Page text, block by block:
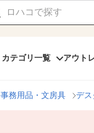
カテゴリ一覧 アウト
事務用品・文房具 デス